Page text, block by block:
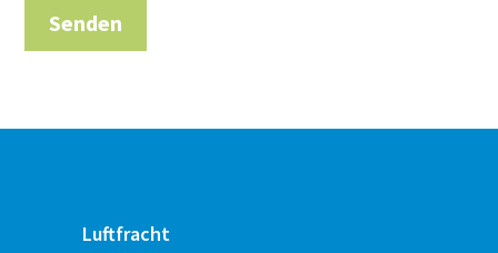
Luftfracht